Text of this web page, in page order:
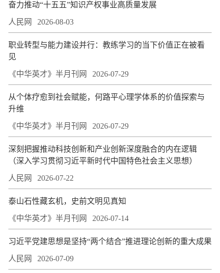
奋力推动“十五五”知识产权事业高质量发展
人民网 2026-08-03
职业转型与能力建设并行：教练学习的当下价值正在被看
见
《中华英才》半月刊网 2026-07-29
从个体疗愈到社会赋能，何路平心理学体系的价值探索与
升维
《中华英才》半月刊网 2026-07-29
深刻把握推动科技创新和产业创新深度融合的内在逻辑
（深入学习贯彻习近平新时代中国特色社会主义思想）
人民网 2026-07-22
泰山石性藏玄机，史前文明见真知
《中华英才》半月刊网 2026-07-14
习近平党建思想是坚持“两个结合”推进理论创新的重大成果
人民网 2026-07-09